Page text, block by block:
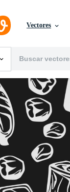
Vectores